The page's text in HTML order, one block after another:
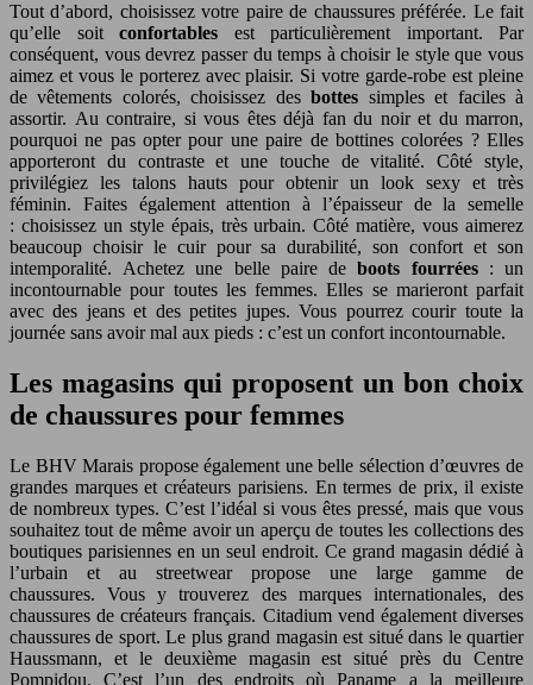
Tout d’abord, choisissez votre paire de chaussures préférée. Le fait
qu’elle soit confortables est particulièrement important. Par
conséquent, vous devrez passer du temps à choisir le style que vous
aimez et vous le porterez avec plaisir. Si votre garde-robe est pleine
de vêtements colorés, choisissez desbottes simples et faciles à
assortir. Au contraire, si vous êtes déjà fan du noir et du marron,
pourquoi ne pas opter pour une paire de bottines colorées ? Elles
apporteront du contraste et une touche de vitalité. Côté style,
privilégiez les talons hauts pour obtenir un look sexy et très
féminin. Faites également attention à l’épaisseur de la semelle
: choisissez un style épais, très urbain. Côté matière, vous aimerez
beaucoup choisir le cuir pour sa durabilité, son confort et son
intemporalité. Achetez une belle paire deboots fourrées: un
incontournable pour toutes les femmes. Elles se marieront parfait
avec des jeans et des petites jupes. Vous pourrez courir toute la
journée sans avoir mal aux pieds : c’est un confort incontournable.
Les magasins qui proposent un bon choix
de chaussures pour femmes
Le BHV Marais propose également une belle sélection d’œuvres de
grandes marques et créateurs parisiens. En termes de prix, il existe
de nombreux types. C’est l’idéal si vous êtes pressé, mais que vous
souhaitez tout de même avoir un aperçu de toutes les collections des
boutiques parisiennes en un seul endroit. Ce grand magasin dédié à
l’urbain et au streetwear propose une large gamme de
chaussures. Vous y trouverez des marques internationales, des
chaussures de créateurs français. Citadium vend également diverses
chaussures de sport. Le plus grand magasin est situé dans le quartier
Haussmann, et le deuxième magasin est situé près du Centre
Pompidou. C’est l’un des endroits où Paname a la meilleure